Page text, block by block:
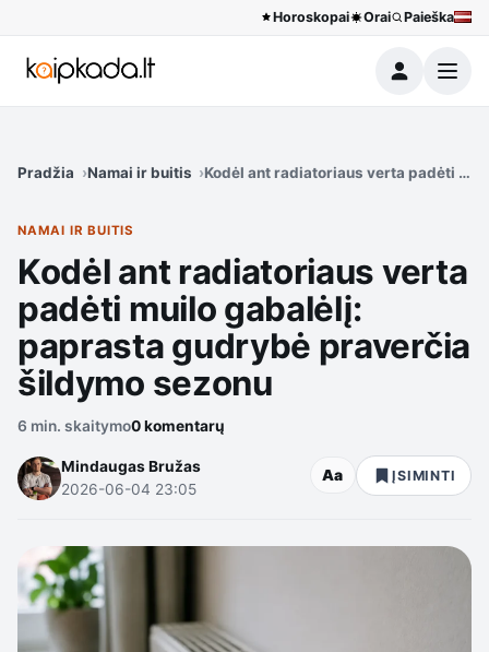
Horoskopai Orai Paieška
Meniu
Pradžia Namai ir buitis Kodėl ant radiatoriaus verta padėti
NAMAI IR BUITIS
Kodėl ant radiatoriaus verta
padėti muilo gabalėlį:
paprasta gudrybė praverčia
šildymo sezonu
6 min. skaitymo0 komentarų
Mindaugas Bružas
2026-06-04 23:05
Aa ĮSIMINTI